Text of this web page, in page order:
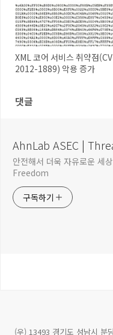
XML 코어 서비스 취약점
2012-1889) 악용 증가
댓글
AhnLab ASEC |
안전해서 더욱 자유로운
Freedom
구독하기
(우) 13493 경기도 성남시 분